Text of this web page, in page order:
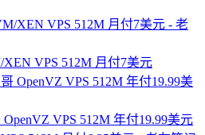
VPS 512M 月付7美元
VPS 512M 年付19.99美元